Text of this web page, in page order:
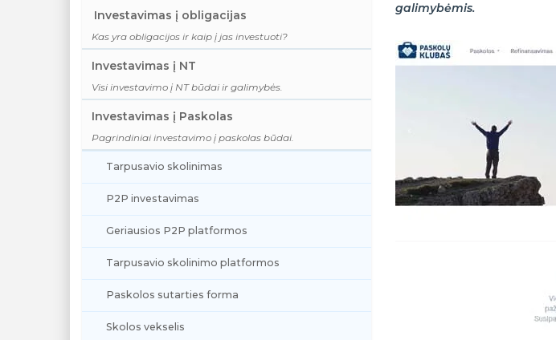
galimybėmis.
Investavimas į obligacijas
Kas yra obligacijos ir kaip į jas investuoti?
Investavimas į NT
Visi investavimo į NT būdai ir galimybės.
Investavimas į Paskolas
Pagrindiniai investavimo į paskolas būdai.
Tarpusavio skolinimas
P2P investavimas
Geriausios P2P platformos
Tarpusavio skolinimo platformos
Paskolos sutarties forma
Skolos vekselis